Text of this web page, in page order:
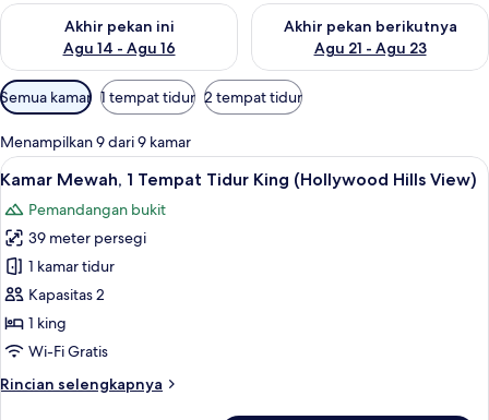
Akhir pekan ini
Agu 14 - Agu 16
Periksa ketersediaan untuk akhir pekan ini Agu 14 - Agu 16
Akhir pekan berikutnya
Agu 21 - Agu 23
Periksa ketersediaan untuk
Filter
tersedia
untuk
kamar
Semua kamar 1 tempat tidur 2 tempat tidur
Menampilkan 9 dari 9 kamar
Lihat
semua
foto
untuk
Kamar
Mewah,
1
Tempat
King
Kamar Mewah, 1 Tempat Tidur King
8
Kamar Mewah, 1 Tempat Tidur King (Hollywood Hills View)
Pemandangan bukit
39 meter persegi
1 kamar tidur
Kapasitas 2
1 king
Wi-Fi Gratis
Rincian selengkapnya
Rincian